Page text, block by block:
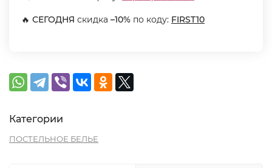
🔥 СЕГОДНЯ скидка –10% по коду: FIRST10
Категории
ПОСТЕЛЬНОЕ БЕЛЬЕ